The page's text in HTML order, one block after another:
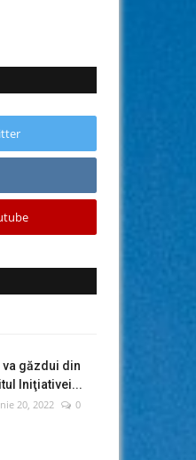
va găzdui din
Iniţiativei...
20, 2022
0